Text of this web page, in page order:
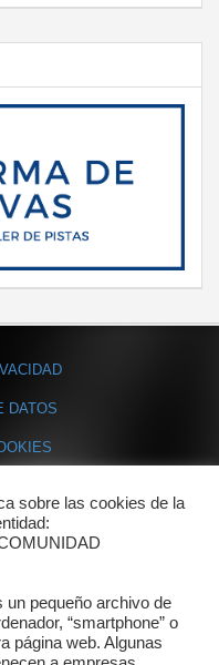
DATOS
sobre las cookies de la
un pequeño archivo de
“smartphone” o
página web. Algunas